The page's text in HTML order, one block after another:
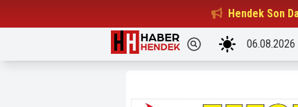
Hendek Son
Beşiktaşlılar Derneği Başkanı...
06.08.2026